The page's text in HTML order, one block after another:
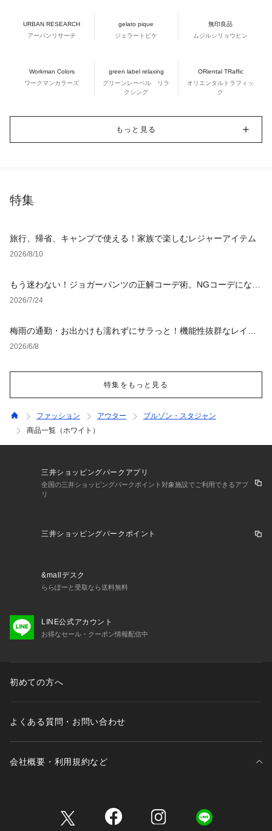
URBAN RESEARCH
アーバンリサーチ
gelato pique
ジェラートピケ
無印良品
ムジルシリョウヒン
Workman Colors
ワークマンカラーズ
green label relaxing
グリーンレーベル リラ
クシング
ORiental TRaffic
オリエンタルトラフィッ
ク
もっと見る
特集
旅行、帰省、キャンプで使える！家族で楽しむレジャーアイテム
2026/8/10
もう迷わない！ジョガーパンツの正解コーデ術。NGコーデになら
ない選び方からおすすめスタイルまで徹底解説！
2026/7/24
梅雨の通勤・お出かけも濡れずにサラっと！機能性抜群なレイン
グッズ
2026/6/8
特集をもっと見る
ファッション アウター
ブルゾン・スタジャン
商品一覧（ホワイト）
三井ショッピングパークアプリ
全国の三井ショッピングパークポイント対象施設でご利用できるアプ
リ
三井ショッピングパークポイント
&mallデスク
ららぽーと受取なら送料無料
LINE公式アカウント
お得なセール・クーポン情報配信中
初めての方へ
よくある質問・お問い合わせ
会社概要・利用規約など